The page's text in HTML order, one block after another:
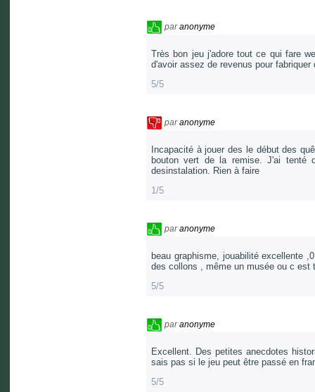
paranonyme
Très bon jeu j'adore tout ce qui fare
d'avoir assez de revenus pour
5/5
paranonyme
Incapacité à jouer des le début des
bouton vert de la remise. J'ai tenté
desinstalation. Rien à faire
1/5
paranonyme
beau graphisme, jouabilité excellente
des collons , même un musée ou c est
5/5
paranonyme
Excellent. Des petites anecdotes
sais pas si le jeu peut être passé en
5/5